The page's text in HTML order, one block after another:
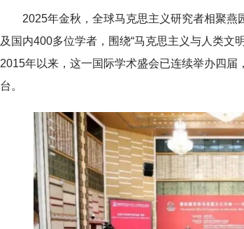
2025年金秋，全球马克思主义研究者相聚
及国内400多位学者，围绕“马克思主义与人类文
2015年以来，这一国际学术盛会已连续举办四
台。